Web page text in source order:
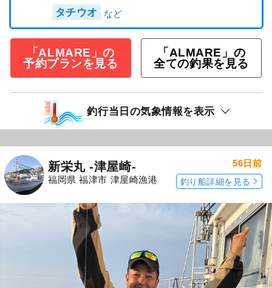
タチウオ
「ALMARE」の
予約プランを見る
「ALMARE」の
全ての釣果を見る
釣行当日の気象情報を表示
新栄丸 -津屋崎-
福岡県 福津市 津屋崎漁港
56日前
釣り船詳細を見る